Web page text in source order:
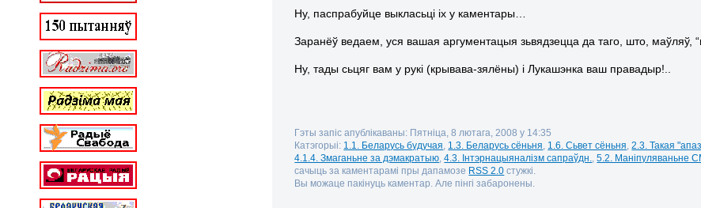
Ну, паспрабуйце выкласьці іх у каментары…
Заранёў ведаем, уся вашая аргументацыя зьвядзецца да таго, што, маўляў,
Ну, тады сьцяг вам у рукі (крывава-зялёны) і Лукашэнка ваш правадыр!..
Гэты запіс апублікаваны: Пятніца, 8 лютага, 2008 у 14:35
Катэгорыі: 1.1. Беларусь будучая 1.3. Беларусь сёньня 1.6. Сьвет сёньня ,2.3. Такая
4.1.4. Змаганьне за дэмакратыю ,4.3. Інтэрнацыяналізм сапраўдн. ,5.2. Маніпуляваньне
сачыць за каментарамі пры дапамозе RSS 2.0 стужкі.
Вы можаце пакінуць каментар. Але пінгі забаронены.